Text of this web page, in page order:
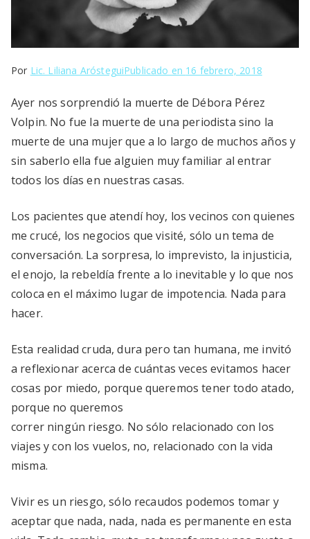
Por Lic. Liliana ArósteguiPublicado en 16 febrero, 2018
Ayer nos sorprendió la muerte de Débora Pérez
Volpin. No fue la muerte de una periodista sino la
muerte de una mujer que a lo largo de muchos años y
sin saberlo ella fue alguien muy familiar al entrar
todos los días en nuestras casas.
Los pacientes que atendí hoy, los vecinos con quienes
me crucé, los negocios que visité, sólo un tema de
conversación. La sorpresa, lo imprevisto, la injusticia,
el enojo, la rebeldía frente a lo inevitable y lo que nos
coloca en el máximo lugar de impotencia. Nada para
hacer.
Esta realidad cruda, dura pero tan humana, me invitó
a reflexionar acerca de cuántas veces evitamos hacer
cosas por miedo, porque queremos tener todo atado,
porque no queremos
correr ningún riesgo. No sólo relacionado con los
viajes y con los vuelos, no, relacionado con la vida
misma.
Vivir es un riesgo, sólo recaudos podemos tomar y
aceptar que nada, nada, nada es permanente en esta